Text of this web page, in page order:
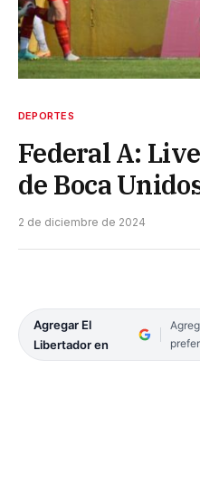
DEPORTES
Federal A:
de Boca
2 de diciembre de 2024
Agregar El
Libertador en